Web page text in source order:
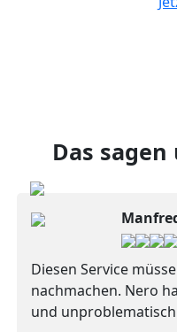
Das
Diesen Service
nachmachen. Nero
und